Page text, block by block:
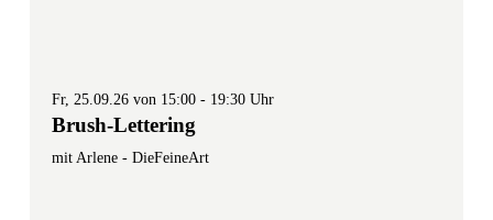
Fr, 25.09.26 von 15:00 - 19:30 Uhr
Brush-Lettering
mit Arlene - DieFeineArt